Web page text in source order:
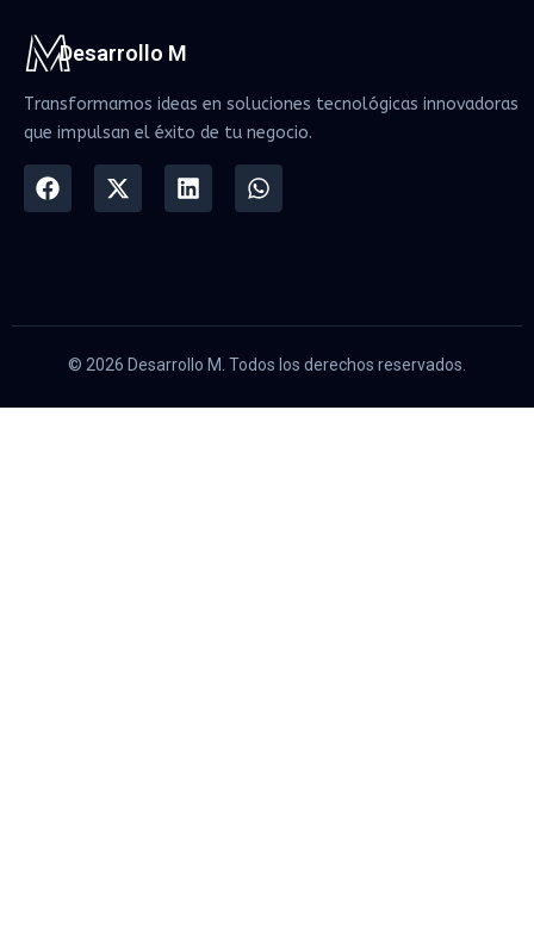
Desarrollo M
Transformamos ideas en soluciones tecnológicas innovadoras
que impulsan el éxito de tu negocio.
© 2026 Desarrollo M. Todos los derechos reservados.